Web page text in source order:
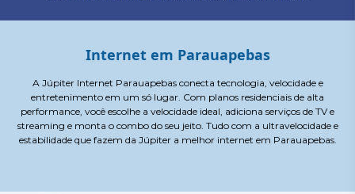
Internet em Parauapebas
A Júpiter Internet Parauapebas conecta tecnologia, velocidade e
entretenimento em um só lugar. Com planos residenciais de alta
performance, você escolhe a velocidade ideal, adiciona serviços de TV e
streaming e monta o combo do seu jeito. Tudo com a ultravelocidade e
estabilidade que fazem da Júpiter a melhor internet em Parauapebas.